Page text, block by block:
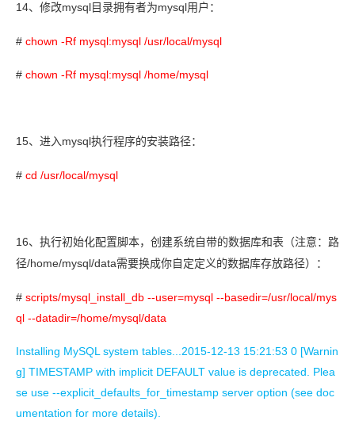
14、 修改mysql 目录拥有者为mysql用户：
# chown -Rf mysql:mysql /usr/local/mysql
# chown -Rf mysql:mysql /home/mysql
15、 进入mysql执行程序的安装路径：
# cd /usr/local/mysql
16、 执行初始化配置脚本，创建系统自带的数据库和表（注意：路
径/home/mysql/data需要换成你自定定义的数据库存放路径）：
# scripts/mysql_install_db --user=mysql --basedir=/usr/local/mys
ql --datadir=/home/mysql/data
Installing MySQL system tables...2015-12-13 15:21:53 0 [Warnin
g] TIMESTAMP with implicit DEFAULT value is deprecated. Plea
se use --explicit_defaults_for_timestamp server option (see doc
umentation for more details).